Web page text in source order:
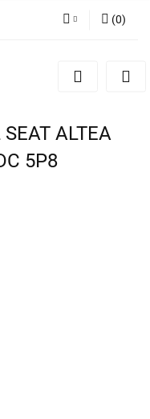
Zarejestruj się
(0)
ALTEA
5P8